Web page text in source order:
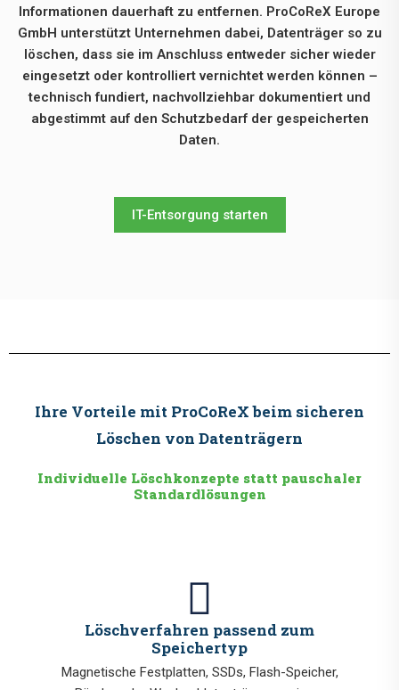
Informationen dauerhaft zu entfernen. ProCoReX Europe
GmbH unterstützt Unternehmen dabei, Datenträger so zu
löschen, dass sie im Anschluss entweder sicher wieder
eingesetzt oder kontrolliert vernichtet werden können –
technisch fundiert, nachvollziehbar dokumentiert und
abgestimmt auf den Schutzbedarf der gespeicherten
Daten.
IT-Entsorgung starten
Ihre Vorteile mit ProCoReX beim sicheren
Löschen von Datenträgern
Individuelle Löschkonzepte statt pauschaler
Standardlösungen
Löschverfahren passend zum
Speichertyp
Magnetische Festplatten, SSDs, Flash-Speicher,